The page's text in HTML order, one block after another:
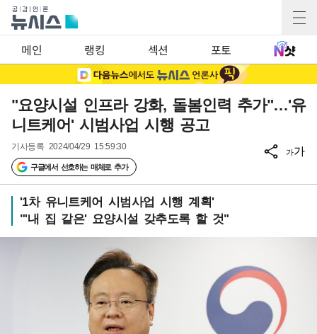
메인 랭킹 섹션 포토
"요양시설 인프라 강화, 돌봄인력 추가"…'유
니트케어' 시범사업 시행 공고
기사등록 2024/04/29 15:59:30
구글에서 선호하는 매체로 추가
가가
'1차 유니트케어 시범사업 시행 계획'
"'내 집 같은' 요양시설 갖추도록 할 것"